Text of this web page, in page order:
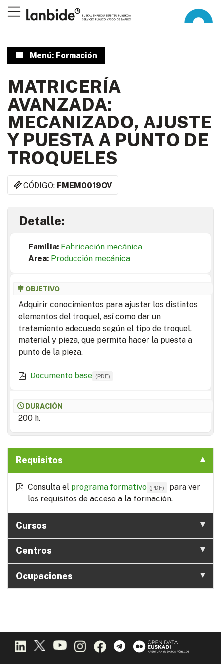
Menú: Formación
MATRICERÍA
AVANZADA:
MECANIZADO, AJUSTE
Y PUESTA A PUNTO DE
TROQUELES
CÓDIGO: FMEM0019OV
Detalle:
Familia: Fabricación mecánica
Area: Producción mecánica
OBJETIVO
Adquirir conocimientos para ajustar los distintos
elementos del troquel, así como dar un
tratamiento adecuado según el tipo de troquel,
material y pieza, que permita hacer la puesta a
punto de la pieza.
Documento base (PDF)
DURACIÓN
200 h.
Requisitos
Consulta el programa formativo (PDF)
para ver
los requisitos de acceso a la formación.
Cursos
Centros
Ocupaciones